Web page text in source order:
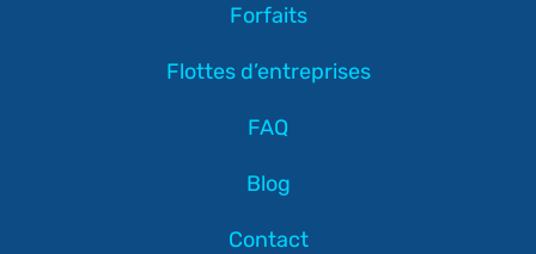
Forfaits
Flottes d’entreprises
FAQ
Blog
Contact